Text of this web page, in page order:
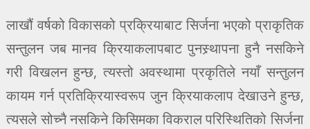
लाखौं वर्षको विकासको प्रक्रियाबाट सिर्जना भएको प्राकृतिक
सन्तुलन जब मानव क्रियाकलापबाट पुनस्र्थापना हुनै नसकिने
गरी विखलन हुन्छ, त्यस्तो अवस्थामा प्रकृतिले नयाँ सन्तुलन
कायम गर्न प्रतिक्रियास्वरूप जुन क्रियाकलाप देखाउने हुन्छ,
त्यसले सोच्नै नसकिने किसिमका विकराल परिस्थितिको सिर्जना